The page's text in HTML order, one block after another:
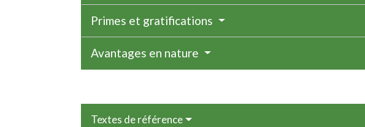
Primes et gratifications
Avantages en nature
Textes de référence